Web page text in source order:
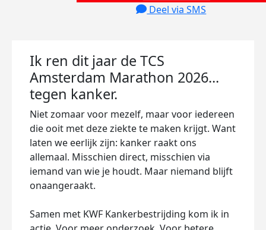
Deel via SMS
Ik ren dit jaar de TCS
Amsterdam Marathon 2026...
tegen kanker.
Niet zomaar voor mezelf, maar voor iedereen
die ooit met deze ziekte te maken krijgt. Want
laten we eerlijk zijn: kanker raakt ons
allemaal. Misschien direct, misschien via
iemand van wie je houdt. Maar niemand blijft
onaangeraakt.
Samen met KWF Kankerbestrijding kom ik in